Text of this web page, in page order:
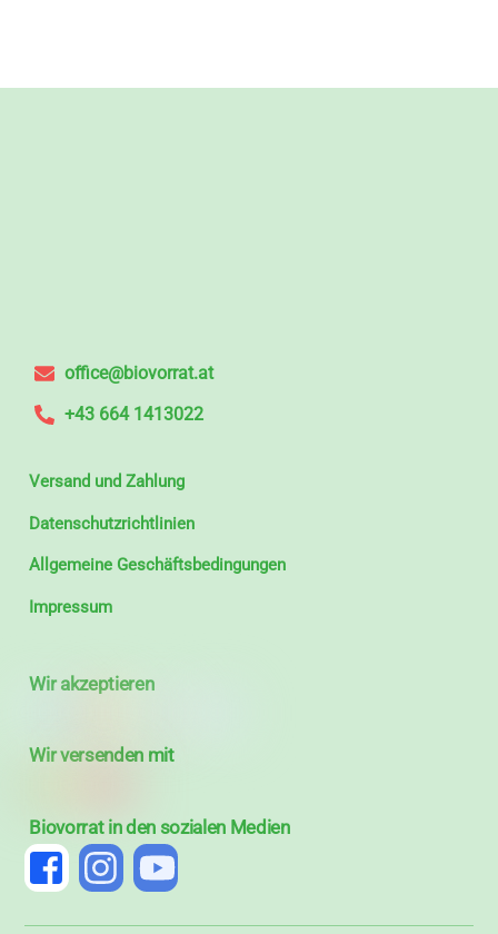
office@biovorrat.at
+43 664 1413022
Versand und Zahlung
Datenschutzrichtlinien
Allgemeine Geschäftsbedingungen
Impressum
Wir akzeptieren
Wir versenden mit
Biovorrat in den sozialen Medien